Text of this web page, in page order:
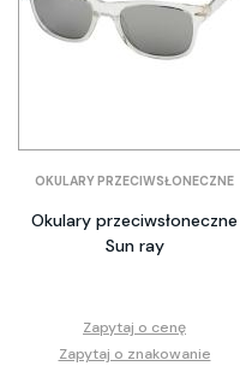
OKULARY PRZECIWSŁONECZNE
Okulary przeciwsłoneczne
Sun ray
Zapytaj o cenę
Zapytaj o znakowanie